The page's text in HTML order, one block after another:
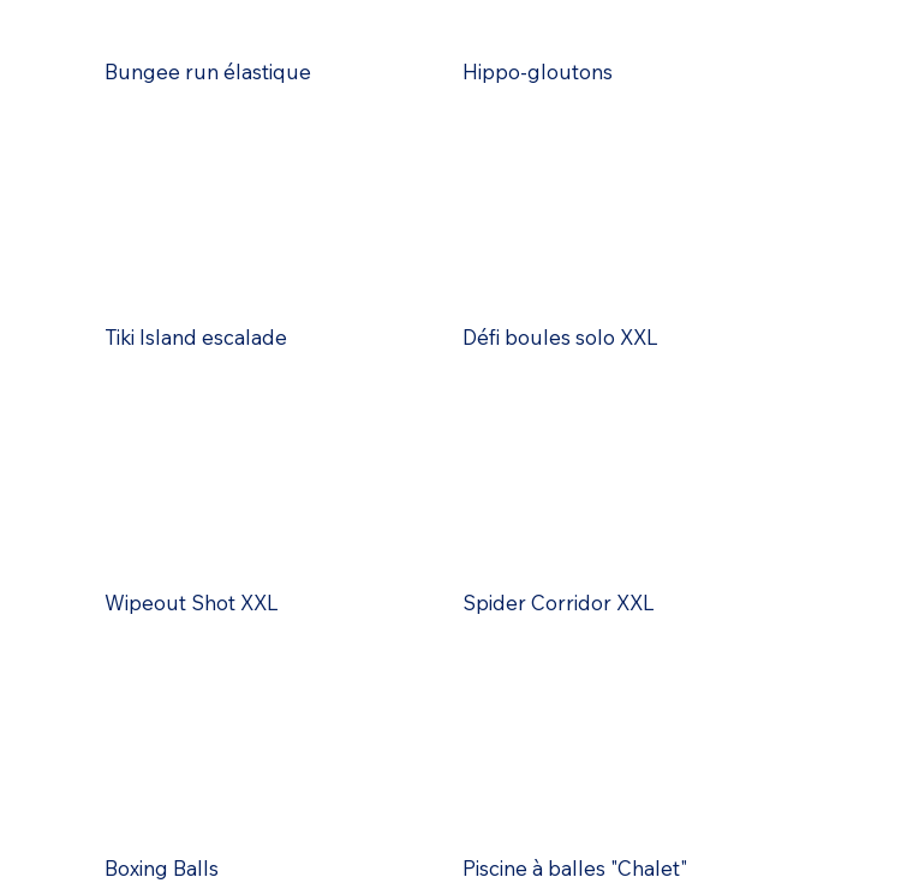
Bungee run élastique Hippo-gloutons
Tiki Island escalade Défi boules solo XXL
Wipeout Shot XXL Spider Corridor XXL
Boxing Balls Piscine à balles "Chalet"